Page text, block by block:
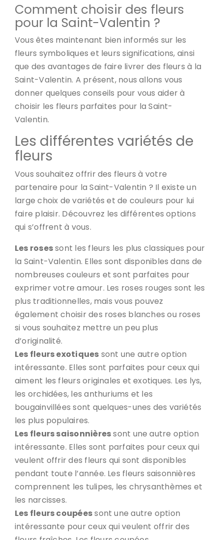
Comment choisir des fleurs
pour la Saint-Valentin ?
Vous êtes maintenant bien informés sur les
fleurs symboliques et leurs significations, ainsi
que des avantages de faire livrer des fleurs à la
Saint-Valentin. A présent, nous allons vous
donner quelques conseils pour vous aider à
choisir les fleurs parfaites pour la Saint-
Valentin.
Les différentes variétés de
fleurs
Vous souhaitez offrir des fleurs à votre
partenaire pour la Saint-Valentin ? Il existe un
large choix de variétés et de couleurs pour lui
faire plaisir. Découvrez les différentes options
qui s’offrent à vous.
Les rosessont les fleurs les plus classiques pour
la Saint-Valentin. Elles sont disponibles dans de
nombreuses couleurs et sont parfaites pour
exprimer votre amour. Les roses rouges sont les
plus traditionnelles, mais vous pouvez
également choisir des roses blanches ou roses
si vous souhaitez mettre un peu plus
d’originalité.
Les fleurs exotiques sont une autre option
intéressante. Elles sont parfaites pour ceux qui
aiment les fleurs originales et exotiques. Les lys,
les orchidées, les anthuriums et les
bougainvillées sont quelques-unes des variétés
les plus populaires.
Les fleurs saisonnièressont une autre option
intéressante. Elles sont parfaites pour ceux qui
veulent offrir des fleurs qui sont disponibles
pendant toute l’année. Les fleurs saisonnières
comprennent les tulipes, les chrysanthèmes et
les narcisses.
Les fleurs coupéessont une autre option
intéressante pour ceux qui veulent offrir des